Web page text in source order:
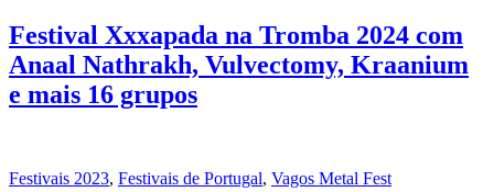
Festival Xxxapada na Tromba 2024 com
Anaal Nathrakh, Vulvectomy, Kraanium
e mais 16 grupos
Festivais 2023, Festivais de Portugal, Vagos Metal Fest